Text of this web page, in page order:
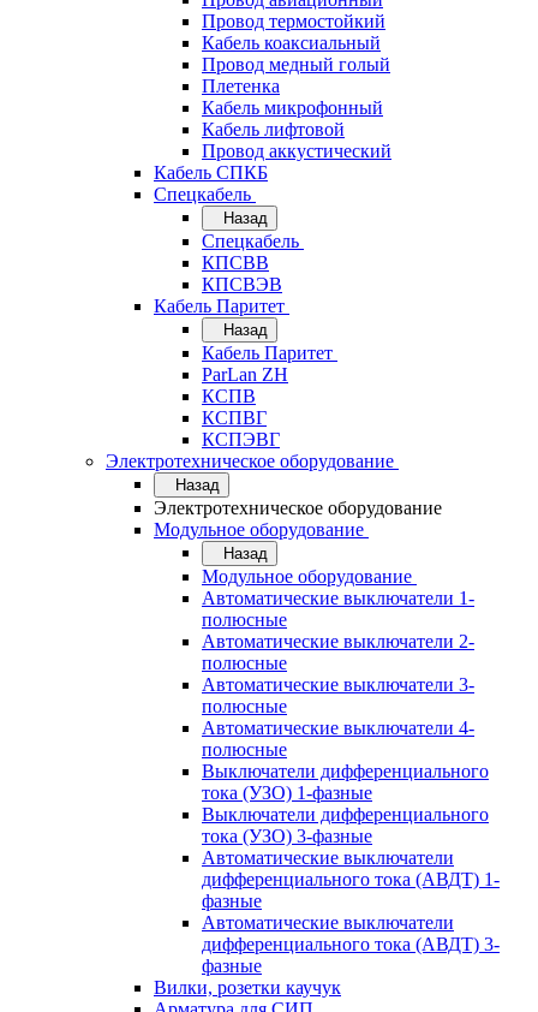
Провод термостойкий
Кабель коаксиальный
Провод медный голый
Плетенка
Кабель микрофонный
Кабель лифтовой
Провод аккустический
Кабель СПКБ
Спецкабель
Назад
Спецкабель
КПСВВ
КПСВЭВ
Кабель Паритет
Назад
Кабель Паритет
ParLan ZH
КСПВ
КСПВГ
КСПЭВГ
Электротехническое оборудование
Назад
Электротехническое оборудование
Модульное оборудование
Назад
Модульное оборудование
Автоматические выключатели 1-
полюсные
Автоматические выключатели 2-
полюсные
Автоматические выключатели 3-
полюсные
Автоматические выключатели 4-
полюсные
Выключатели дифференциального
тока (УЗО) 1-фазные
Выключатели дифференциального
тока (УЗО) 3-фазные
Автоматические выключатели
дифференциального тока (АВДТ) 1-
фазные
Автоматические выключатели
дифференциального тока (АВДТ) 3-
фазные
Вилки, розетки каучук